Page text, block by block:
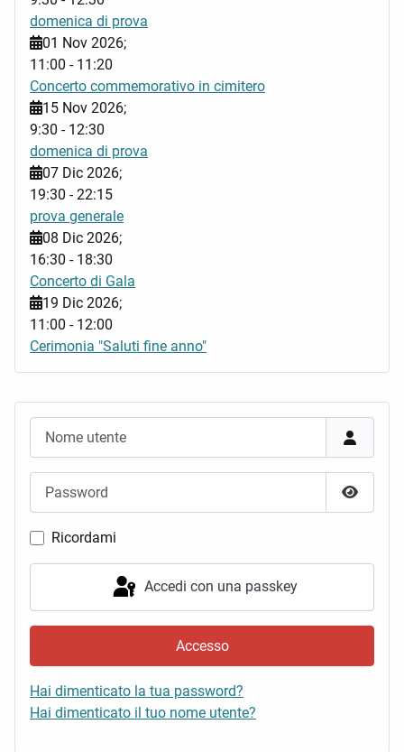
Mostra
Ricordami
Accedi con una passkey
Accesso
Hai dimenticato la tua password?
Hai dimenticato il tuo nome utente?
domenica di prova
01 Nov 2026;
11:00 - 11:20
Concerto commemorativo in cimitero
15 Nov 2026;
9:30 - 12:30
domenica di prova
07 Dic 2026;
19:30 -22:15
prova generale
08 Dic 2026;
16:30 - 18:30
Concerto di Gala
19 Dic 2026;
11:00 - 12:00
Cerimonia "Saluti fine anno"